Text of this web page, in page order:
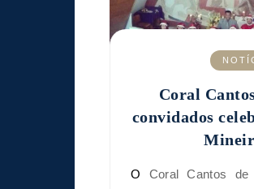
Coral
convidados
O Coral Cantos de Minas realiza uma